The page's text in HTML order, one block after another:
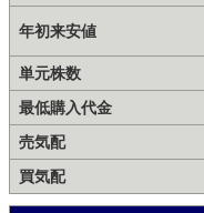
年初来安値
単元株数
最低購入代金
売気配
買気配